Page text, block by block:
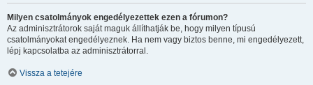
Milyen csatolmányok engedélyezettek ezen a fórumon?
Az adminisztrátorok saját maguk állíthatják be, hogy milyen típusú
csatolmányokat engedélyeznek. Ha nem vagy biztos benne, mi engedélyezett,
lépj kapcsolatba az adminisztrátorral.
Vissza a tetejére